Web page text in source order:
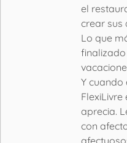
el
crear sus
Lo que
Y cuando
aprecia.
con